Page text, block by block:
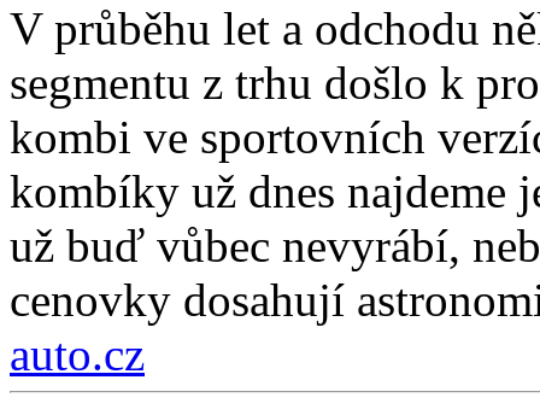
V průběhu let a odchodu
segmentu z trhu došlo k
kombi ve sportovních
kombíky už dnes najdeme
už buď vůbec nevyrábí,
cenovky dosahují
auto.cz